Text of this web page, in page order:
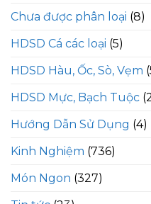
Chưa được phân loại (8)
HDSD Cá các loại (5)
HDSD Hàu, Ốc, Sò, Vẹm
HDSD Mực, Bạch Tuộc
Hướng Dẫn Sử Dụng (4)
Kinh Nghiệm (736)
Món Ngon (327)